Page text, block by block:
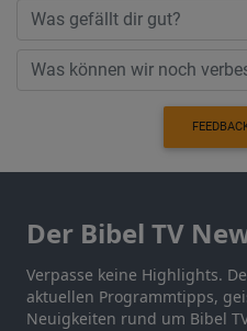
Der Bibel TV
Verpasse keine Highlights.
aktuellen Programmtipps,
Neuigkeiten rund um Bibel